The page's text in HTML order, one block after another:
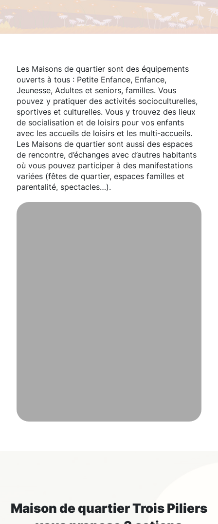
Les Maisons de quartier sont des équipements
ouverts à tous : Petite Enfance, Enfance,
Jeunesse, Adultes et seniors, familles. Vous
pouvez y pratiquer des activités socioculturelles,
sportives et culturelles. Vous y trouvez des lieux
de socialisation et de loisirs pour vos enfants
avec les accueils de loisirs et les multi-accueils.
Les Maisons de quartier sont aussi des espaces
de rencontre, d’échanges avec d’autres habitants
où vous pouvez participer à des manifestations
variées (fêtes de quartier, espaces familles et
parentalité, spectacles…).
Maison de quartier Trois Piliers